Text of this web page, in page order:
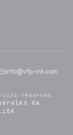
info@vfp-ink.com
réservés.
de